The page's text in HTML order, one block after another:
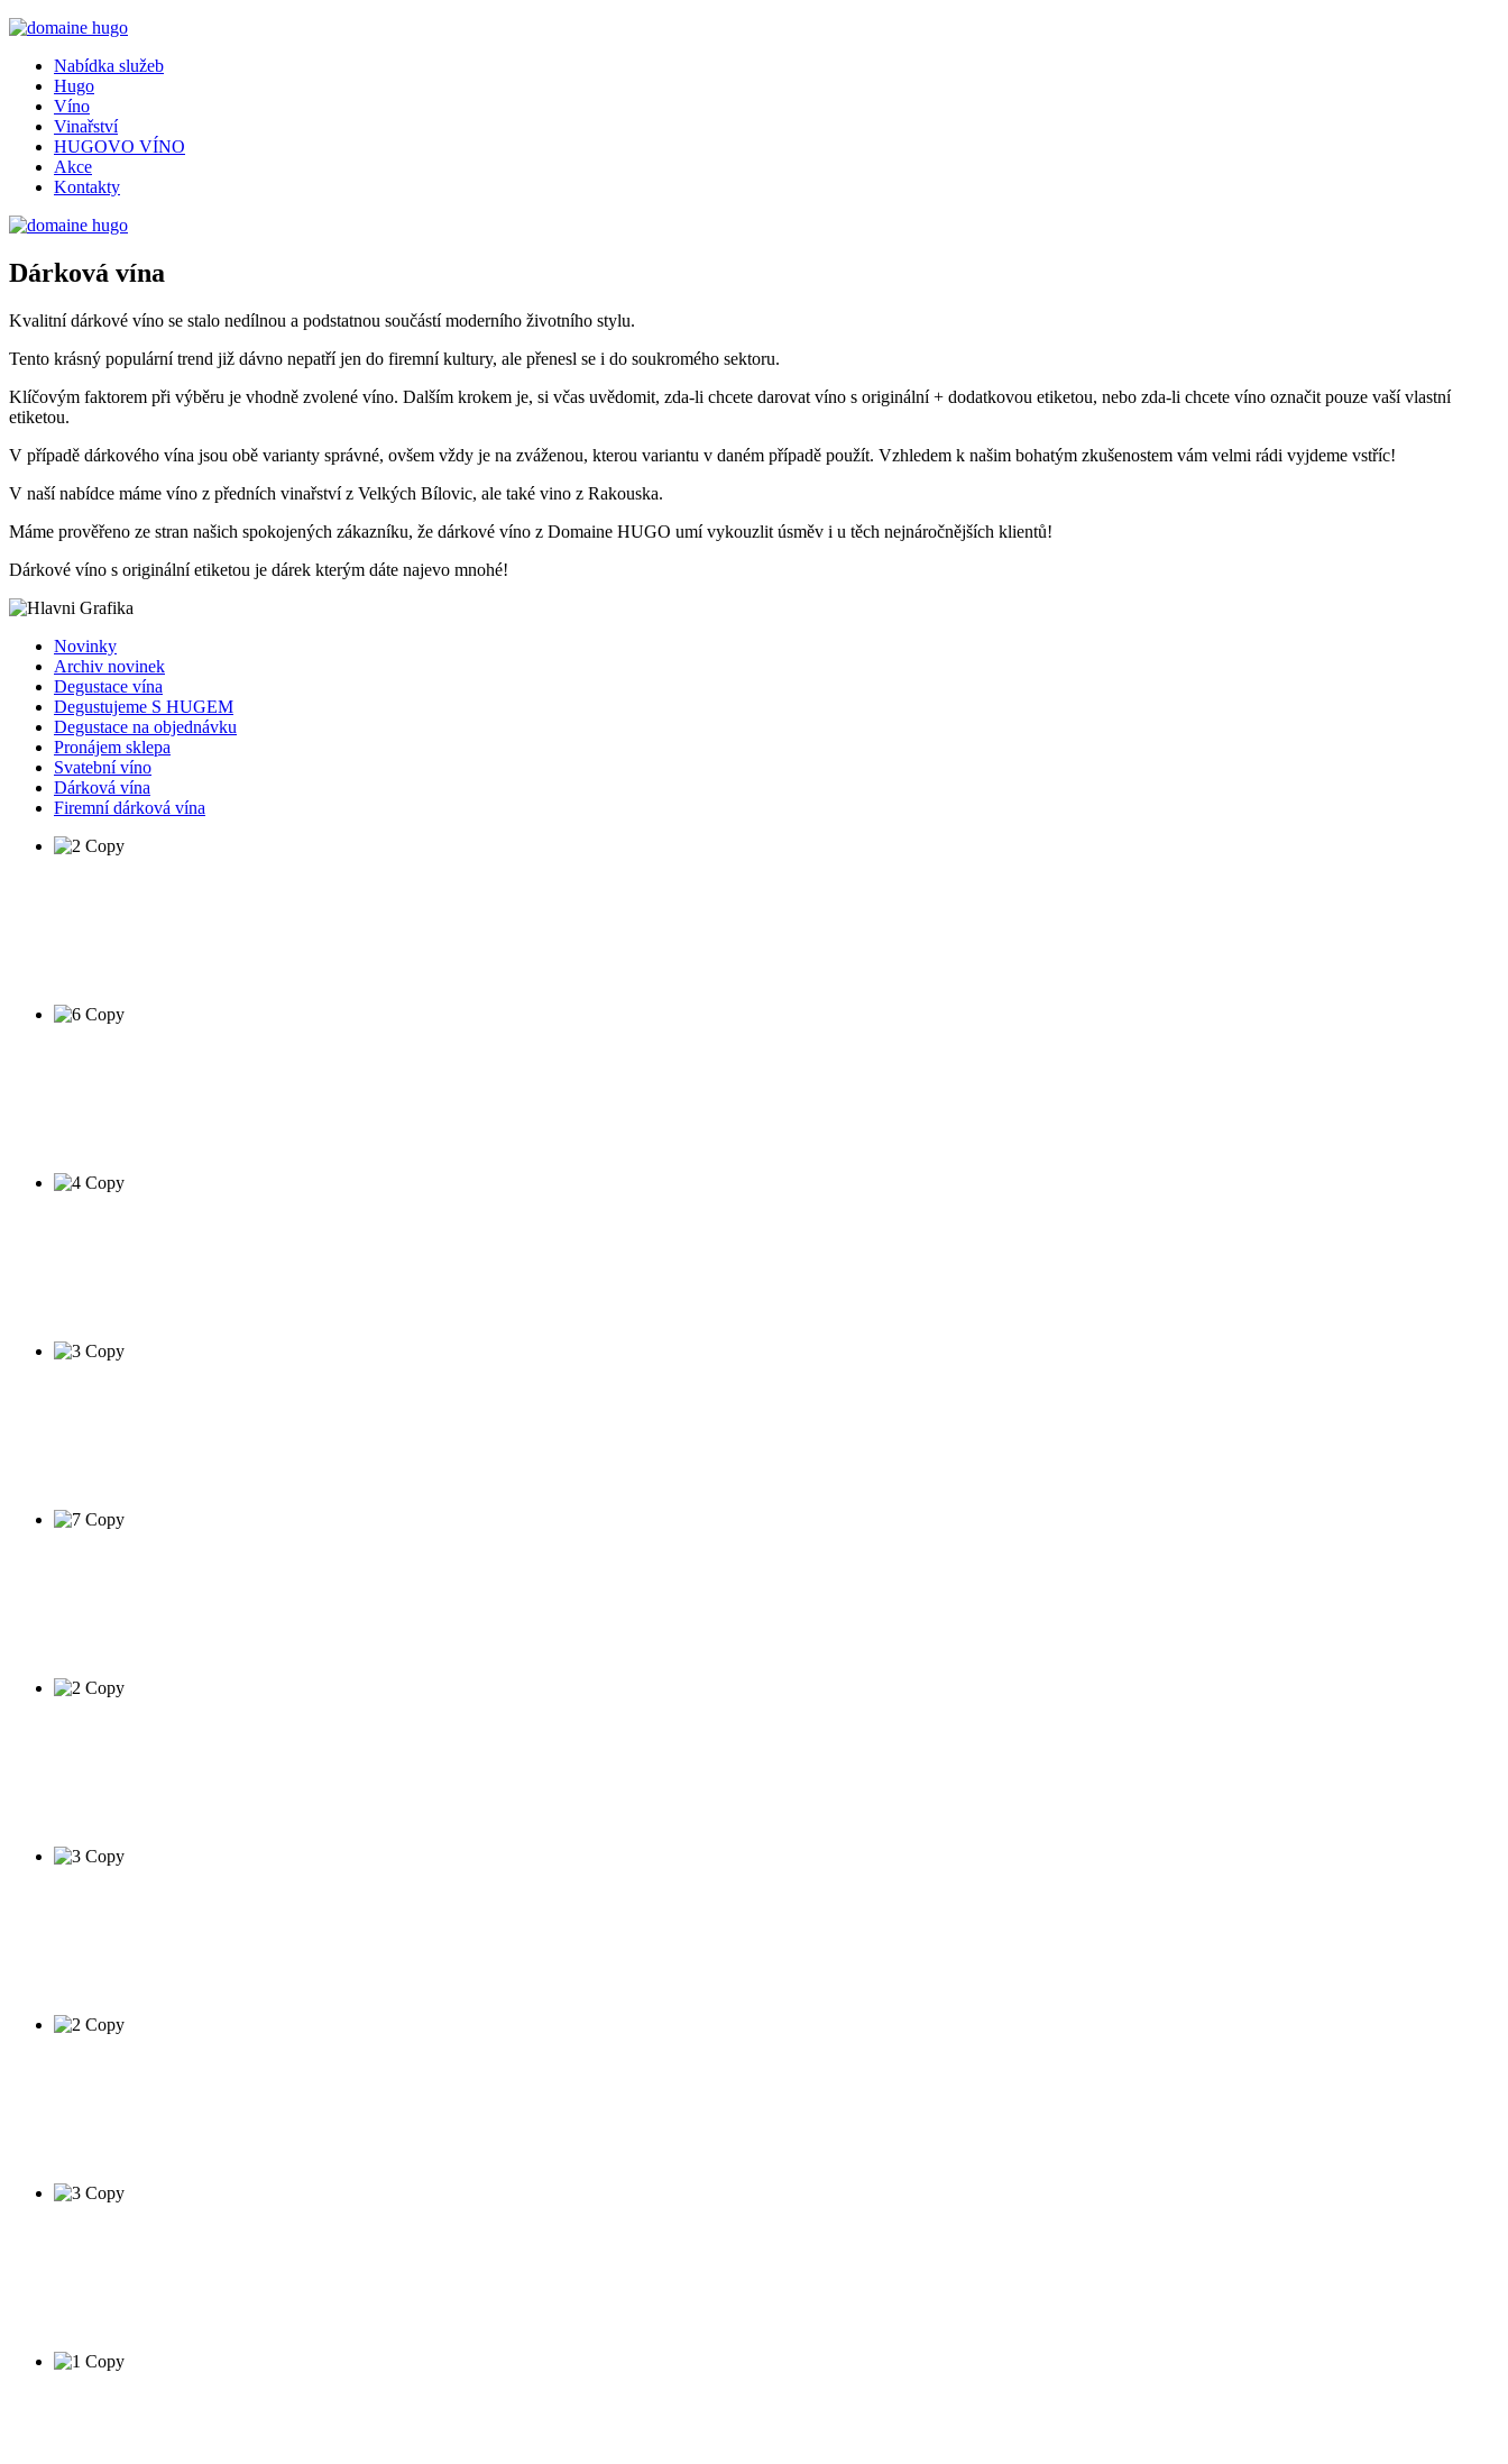
Nabídka služeb
Hugo
Víno
Vinařství
HUGOVO VÍNO
Akce
Kontakty
Dárková vína
Kvalitní dárkové víno se stalo nedílnou a podstatnou součástí moderního životního stylu.
Tento krásný populární trend již dávno nepatří jen do firemní kultury, ale přenesl se i do soukromého sektoru.
Klíčovým faktorem při výběru je vhodně zvolené víno. Dalším krokem je, si včas uvědomit, zda-li chcete darovat víno s originální + dodatkovou etiketou, nebo zda-li chcete víno označit pouze vaší vlastní
etiketou.
V případě dárkového vína jsou obě varianty správné, ovšem vždy je na zváženou, kterou variantu v daném případě použít. Vzhledem k našim bohatým zkušenostem vám velmi rádi vyjdeme vstříc!
V naší nabídce máme víno z předních vinařství z Velkých Bílovic, ale také vino z Rakouska.
Máme prověřeno ze stran našich spokojených zákazníku, že dárkové víno z Domaine HUGO umí vykouzlit úsměv i u těch nejnáročnějších klientů!
Dárkové víno s originální etiketou je dárek kterým dáte najevo mnohé!
Novinky
Archiv novinek
Degustace vína
Degustujeme S HUGEM
Degustace na objednávku
Pronájem sklepa
Svatební víno
Dárková vína
Firemní dárková vína